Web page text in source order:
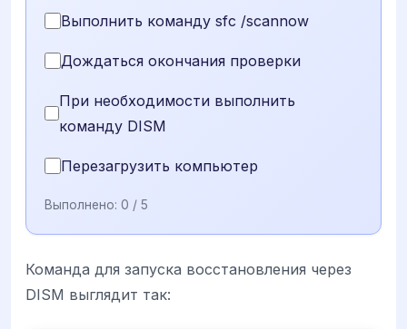
Выполнить команду sfc /scannow
Дождаться окончания проверки
При необходимости выполнить
команду DISM
Перезагрузить компьютер
Выполнено: 0 / 5
Команда для запуска восстановления через
DISM выглядит так: